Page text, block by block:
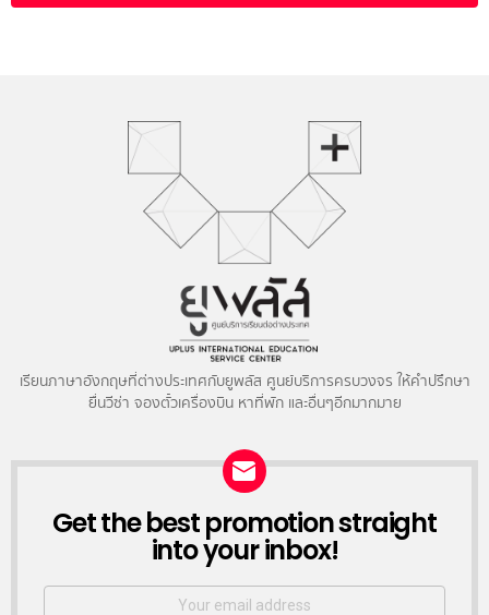
เรียนภาษาอังกฤษที่ต่างประเทศกับยูพลัส ศูนย์บริการครบวงจร ให้คำปรึกษา
ยื่นวีซ่า จองตั๋วเครื่องบิน หาที่พัก และอื่นๆอีกมากมาย
NEWSLETTER
Get the best promotion straight
into your inbox!
Email